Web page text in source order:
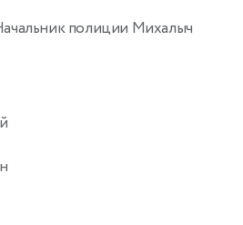
полиции Михалыч